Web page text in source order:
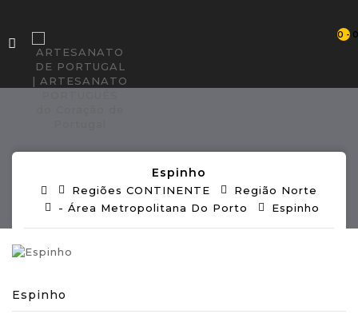
0 -
Espinho
Regiões CONTINENTE
Região Norte
- Área Metropolitana Do Porto
Espinho
Espinho